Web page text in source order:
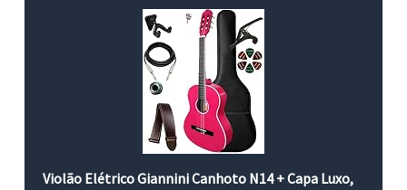
Violão Elétrico Giannini Canhoto N14 + Capa Luxo,